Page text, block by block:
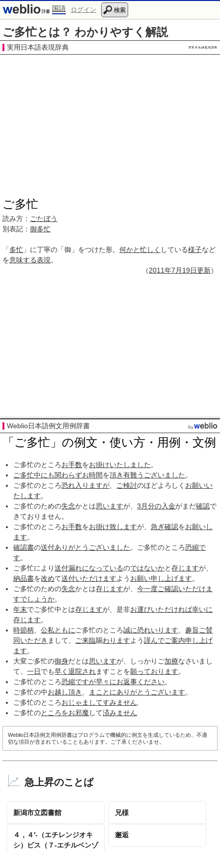
国語 ログイン 検索
ご多忙とは？ わかりやすく解説
実用日本語表現辞典
ご多忙
読み方： ごたぼう
別表記： 御多忙
「多忙 」に丁寧の「御」をつけた形。 何かと忙しく している様子など
を意味する表現 。
（2011年7月19日更新）
Weblio日本語例文用例辞書
「ご多忙」の例文・使い方・用例・文例
ご多忙のところお手数をお掛けいたしました 。
ご多忙中にも関わらずお時間を頂き有難うございました 。
ご多忙のところ恐れ入りますが ご検討のほどよろしく お願いい
たします。
ご多忙のための失念かとは思いますが、3月分の入金がまだ確認で
きておりません。
ご多忙のところお手数をお掛け致しますが、急ぎ確認をお願いし
ます。
確認書の送付ありがとうございました 。ご多忙のところ恐縮で
す。
ご多忙により送付漏れになっているのではないかと存じますが、
納品書を改めて送付いただけますよう お願い申し上げます。
ご多忙のための失念かとは存じますが、今一度ご確認いただけま
すでしょうか。
年末でご多忙中とは存じますが、是非お運びいただければ幸いに
存じます。
時節柄 、公私ともに ご多忙のところ誠に恐れいります 趣旨 ご賛
同いただき まして、 ご来臨賜わりますよう謹んでご案内申し上げ
ます。
大変ご多忙の御身だとは思いますが、しっかりご加療なさいまし
て、一日でも早く退院されますことを願っております。
ご多忙のところ恐縮ですが早々にお返事ください。
ご多忙の中お越し頂き まことにありがとうございます。
ご多忙のところおじゃましてすみません
ご多忙のところをお邪魔 して済みません
Weblio日本語例文用例辞書はプログラムで機械的に例文を生成しているため、不適
切な項目が含まれていることもあります。ご了承くださいませ。
急上昇のことば
新潟市立図書館 兄様
４，４′‐（エチレンジオキ
シ）ビス（７‐エチルベンゾ
邂逅